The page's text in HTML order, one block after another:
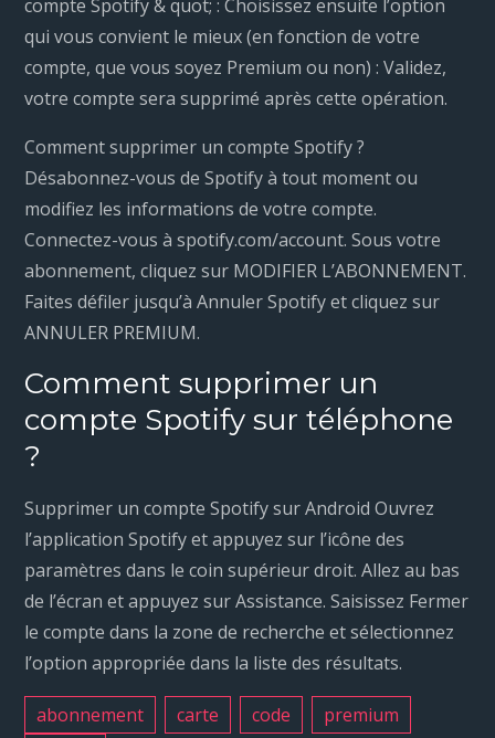
compte Spotify & quot; : Choisissez ensuite l’option
qui vous convient le mieux (en fonction de votre
compte, que vous soyez Premium ou non) : Validez,
votre compte sera supprimé après cette opération.
Comment supprimer un compte Spotify ?
Désabonnez-vous de Spotify à tout moment ou
modifiez les informations de votre compte.
Connectez-vous à spotify.com/account. Sous votre
abonnement, cliquez sur MODIFIER L’ABONNEMENT.
Faites défiler jusqu’à Annuler Spotify et cliquez sur
ANNULER PREMIUM.
Comment supprimer un
compte Spotify sur téléphone
?
Supprimer un compte Spotify sur Android Ouvrez
l’application Spotify et appuyez sur l’icône des
paramètres dans le coin supérieur droit. Allez au bas
de l’écran et appuyez sur Assistance. Saisissez Fermer
le compte dans la zone de recherche et sélectionnez
l’option appropriée dans la liste des résultats.
abonnement carte code
premium